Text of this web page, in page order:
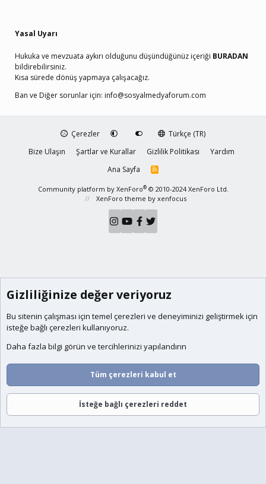
Yasal Uyarı
Hukuka ve mevzuata aykırı olduğunu düşündüğünüz içeriği BURADAN
bildirebilirsiniz.
Kısa sürede dönüş yapmaya çalışacağız.
Ban ve Diğer sorunlar için: info@sosyalmedyaforum.com
Çerezler
Türkçe (TR)
Bize Ulaşın
Şartlar ve Kurallar Gizlilik Politikası
Yardım
Ana Sayfa
R
S
Community platform by XenForo® © 2010-2024 XenForo Ltd.
XenForo theme by xenfocus
Gizliliğinize değer veriyoruz
Bu sitenin çalışması için temel çerezleri ve deneyiminizi geliştirmek için
isteğe bağlı çerezleri kullanıyoruz.
Daha fazla bilgi görün ve tercihlerinizi yapılandırın
Tüm çerezleri kabul et
İsteğe bağlı çerezleri reddet